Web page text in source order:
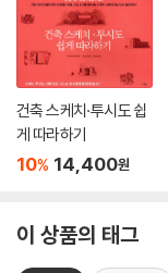
건축 스케치·투시도 쉽
게 따라하기
10% 14,400원
이 상품의 태그